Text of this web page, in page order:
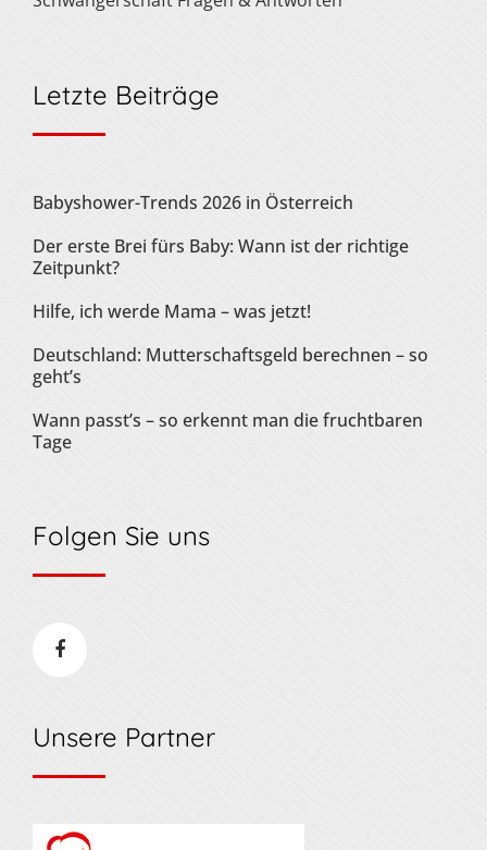
Letzte Beiträge
Babyshower-Trends 2026 in Österreich
Der erste Brei fürs Baby: Wann ist der richtige
Zeitpunkt?
Hilfe, ich werde Mama – was jetzt!
Deutschland: Mutterschaftsgeld berechnen – so
geht’s
Wann passt’s – so erkennt man die fruchtbaren
Tage
Folgen Sie uns
Unsere Partner